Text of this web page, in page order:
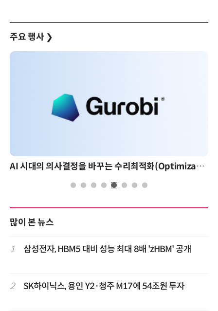
주요 행사 ❯
AI 시대의 의사결정을 바꾸는 수리최적화(Optimization): 실제 산업 적용 사례와 활용 전략
많이 본 뉴스
1 삼성전자, HBM5 대비 성능 최대 8배 'zHBM' 공개
2 SK하이닉스, 용인 Y2·청주 M17에 54조원 투자